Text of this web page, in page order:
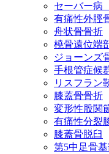
セーバー病
有痛性外脛
舟状骨骨折
橈骨遠位端
ジョーンズ
手根管症候
リスフラン
膝蓋骨骨折
変形性股関
有痛性分裂
膝蓋骨脱臼
第5中足骨